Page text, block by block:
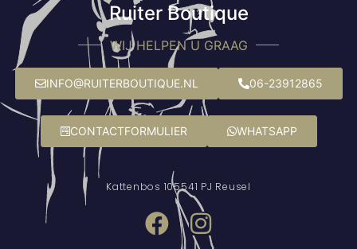
Ruiter Boutique
WIJ HELPEN U GRAAG
INFO@RUITERBOUTIQUE.NL 06-23912865
CONTACTFORMULIER WHATSAPP
Kattenbos 105541 PJ Reusel